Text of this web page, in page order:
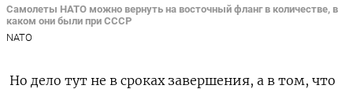
Самолеты НАТО можно вернуть на восточный фланг в количестве, в
каком они были при СССР
NATO
Но дело тут не в сроках завершения, а в том, что